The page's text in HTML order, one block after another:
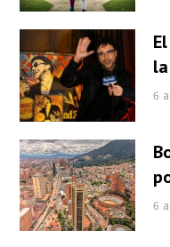
6
6